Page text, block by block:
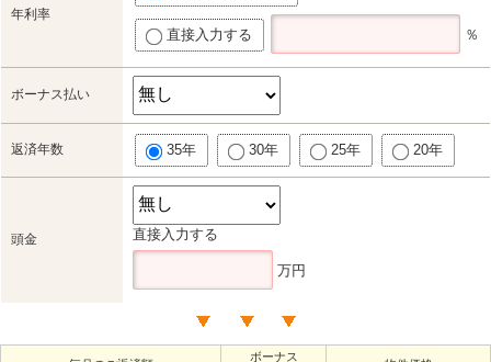
年利率
直接入力する ％
ボーナス払い
返済年数 35年 30年 25年 20年
頭金 直接入力する
万円
ボーナス